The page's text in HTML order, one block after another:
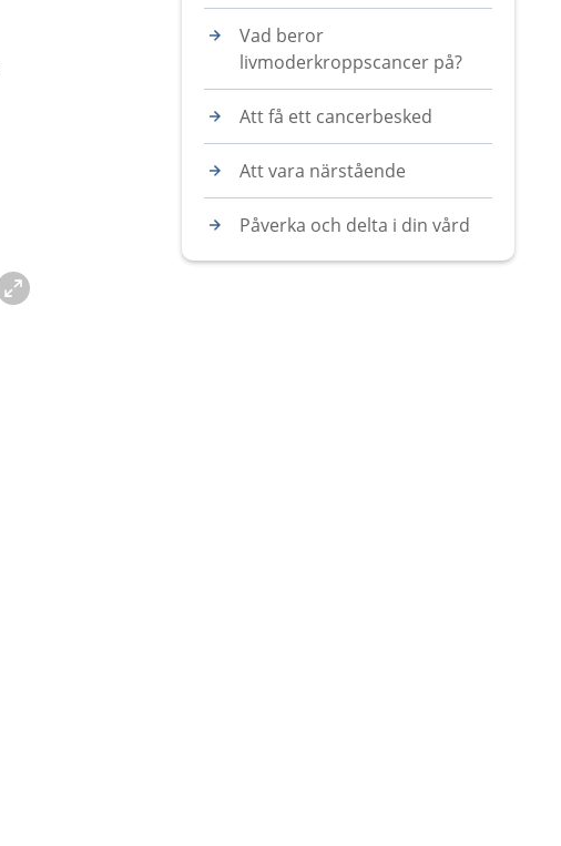
Vad beror
livmoderkroppscancer på?
Att få ett cancerbesked
Att vara närstående
Påverka och delta i din vård